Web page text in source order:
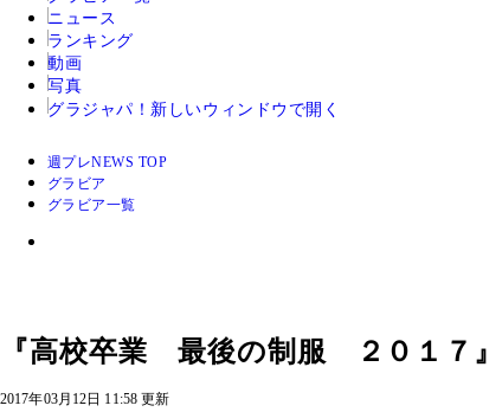
ニュース
ランキング
動画
写真
グラジャパ！ 新しいウィンドウで開く
週プレNEWS TOP
グラビア
グラビア一覧
『高校卒業 最後の制服 ２０１７』
2017年03月12日 11:58 更新